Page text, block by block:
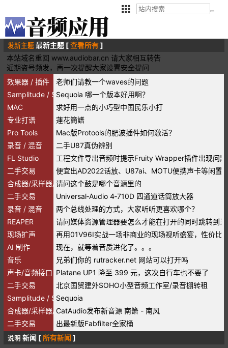
发新主题 最新主题 [查看所有]
本站域名重回 www.audiobar.cn 请大家相互转告
近期盗号频发，再一次提醒大家设置安全提问
效果器 / 插件
老师们请教一个waves的问题
Samplitude / SequoiaSequoia 哪一个版本好用啊？
MAC
求好用一点的小巧型中国民乐小打
专业打谱
蓮花簡譜
Pro Tools
Mac版Protools的肥波插件如何激活？
录音 / 混音
二手U87真伪辨别
FL Studio
工程文件导出音频时提示Fruity Wrapper插件出现问题
二手交易
便宜出AD2022话放、U87ai、MOTU便携声卡等闲置
合成器/采样器/音源/音色请问这个鼓是哪个音源里的
二手交易
Universal‑Audio 4‑710D 四通道话筒放大器
录音 / 混音
两个总线处理的方式，大家听听更喜欢哪个？
REAPER
请问媒体资源管理器要怎么才能在打开的同时跳转到
现场扩声
再用01V96I实战一场非商业的现场视听盛宴，性价比
AI 制作
现在，就等着音质进化了。。。
音乐
兄弟们你的 rutracker.net 网站可以打开吗
声卡/音频接口 Platane UP1 降至 399 元，这次自行车也不要了
二手交易
北京国贸建外SOHO小型音频工作室/录音棚转租
Samplitude / Sequoia
Sequoia
合成器/采样器/音源/音色CatAudio发布新音源 南箫 - 南风
二手交易
出最新版Fabfilter全家桶
说明 新闻 [ 所有新闻 ]